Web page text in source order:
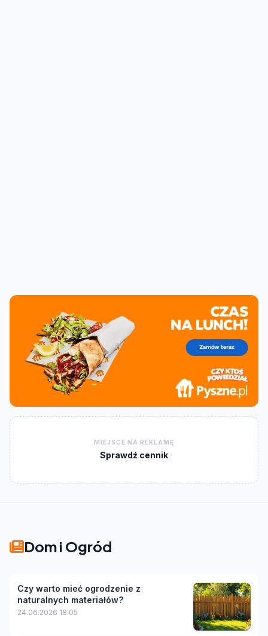
MIEJSCE NA REKLAMĘ
Sprawdź cennik
Dom i Ogród
Czy warto mieć ogrodzenie z
naturalnych materiałów?
24.06.2026 18:05